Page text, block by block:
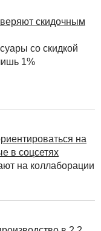
скидочным
со скидкой
1%
на
в соцсетях
на коллаборации